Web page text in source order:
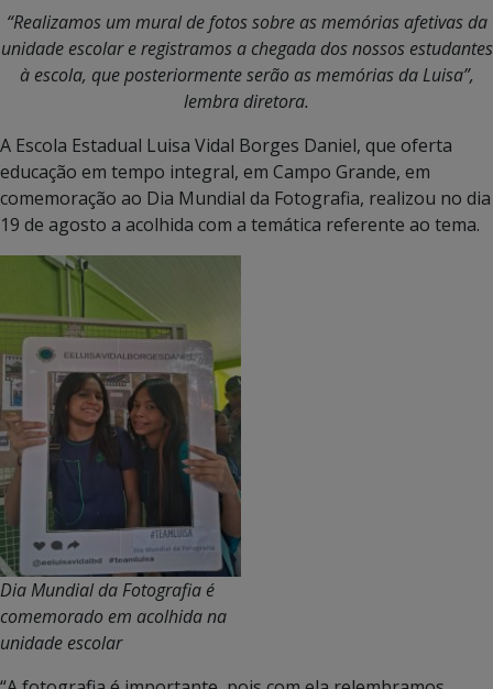
“Realizamos um mural de fotos sobre as memórias afetivas da
unidade escolar e registramos a chegada dos nossos estudantes
à escola, que posteriormente serão as memórias da Luisa”,
lembra diretora.
A Escola Estadual Luisa Vidal Borges Daniel, que oferta
educação em tempo integral, em Campo Grande, em
comemoração ao Dia Mundial da Fotografia, realizou no dia
19 de agosto a acolhida com a temática referente ao tema.
Dia Mundial da Fotografia é
comemorado em acolhida na
unidade escolar